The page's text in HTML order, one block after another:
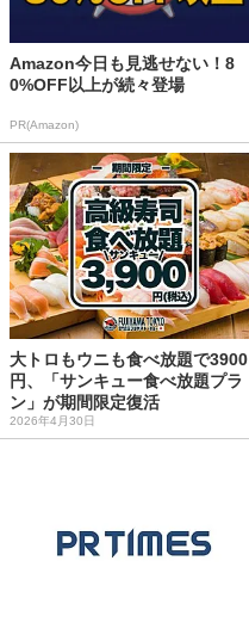
Amazon今日も見逃せない！8
0%OFF以上が続々登場
PR(Amazon)
大トロもウニも食べ放題で3900
円、「サンキュー食べ放題プラ
ン」が期間限定復活
2026年4月30日